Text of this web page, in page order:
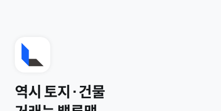
역시 토지·건물